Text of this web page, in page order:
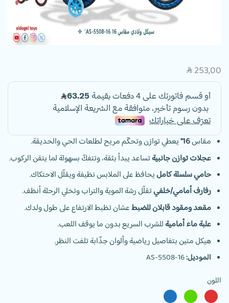
SAR 253,00
مقاس16″ يعطي توازن وتحكّم مريح لطلعات الحي والحديقة.
عجلات توازن جانبيةتساعد يبدأ بثقة، وتتفكّ بسهولة لما يتقن الركوب.
حامي سلسلة كامليحافظ على الملابس نظيفة ويقلّل الاحتكاك.
رفارف أمامي/خلفيتقلّل رشة الموية والتراب وتخلي الرحلة أنظف.
مقعد ومقود قابلان للضبطعشان تظبط الارتفاع على طول ولدك.
علبة ماء أماميةللشرب السريع بدون ما يوقف اللعب.
هيكل متين بتفاصيل رياضية وألوان جذّابة تلفت النظر.
الموديل:
اللون